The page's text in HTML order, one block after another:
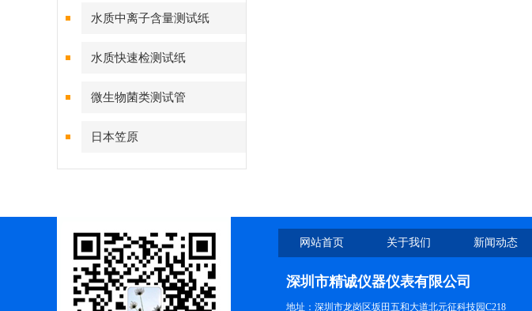
水质中离子含量测试纸
水质快速检测试纸
微生物菌类测试管
日本笠原
网站首页 关于我们 新闻动态
深圳市精诚仪器仪表有限公司
地址：深圳市龙岗区坂田五和大道北元征科技园C218